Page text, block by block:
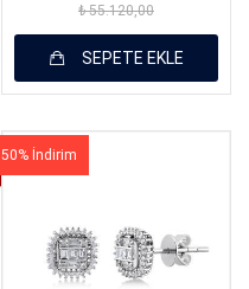
₺ 55.120,00
SEPETE EKLE
50% İndirim